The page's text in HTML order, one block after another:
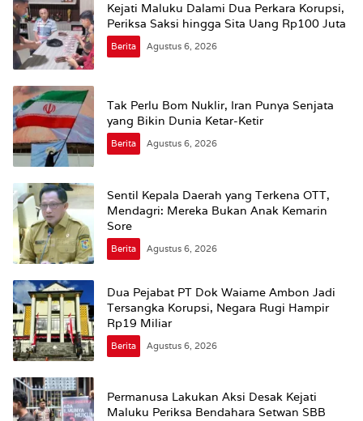
Kejati Maluku Dalami Dua Perkara Korupsi,
Periksa Saksi hingga Sita Uang Rp100 Juta
Berita Agustus 6, 2026
Tak Perlu Bom Nuklir, Iran Punya Senjata
yang Bikin Dunia Ketar-Ketir
Berita Agustus 6, 2026
Sentil Kepala Daerah yang Terkena OTT,
Mendagri: Mereka Bukan Anak Kemarin
Sore
Berita Agustus 6, 2026
Dua Pejabat PT Dok Waiame Ambon Jadi
Tersangka Korupsi, Negara Rugi Hampir
Rp19 Miliar
Berita Agustus 6, 2026
Permanusa Lakukan Aksi Desak Kejati
Maluku Periksa Bendahara Setwan SBB